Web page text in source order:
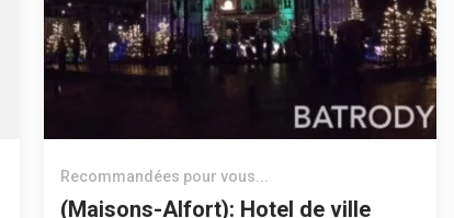
Recommandées pour vous...
(Maisons-Alfort): Hotel de ville